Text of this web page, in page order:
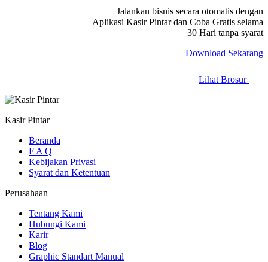
Jalankan bisnis secara otomatis dengan
Aplikasi Kasir Pintar dan Coba Gratis selama
30 Hari tanpa syarat
Download Sekarang
Lihat Brosur
Kasir Pintar
Beranda
F A Q
Kebijakan Privasi
Syarat dan Ketentuan
Perusahaan
Tentang Kami
Hubungi Kami
Karir
Blog
Graphic Standart Manual